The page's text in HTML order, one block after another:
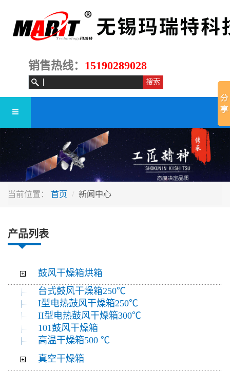
销售热线： 15190289028
当前位置： 首页 新闻中心
产品列表
鼓风干燥箱烘箱
台式鼓风干燥箱250℃
I型电热鼓风干燥箱250℃
II型电热鼓风干燥箱300℃
101鼓风干燥箱
高温干燥箱500 ℃
真空干燥箱